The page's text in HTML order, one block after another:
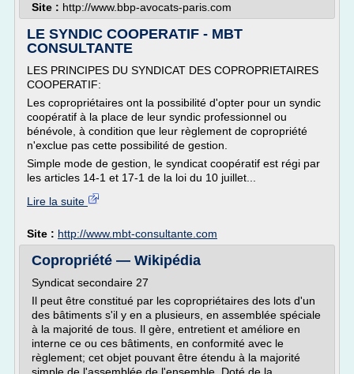
Site : http://www.bbp-avocats-paris.com
LE SYNDIC COOPERATIF - MBT
CONSULTANTE
LES PRINCIPES DU SYNDICAT DES COPROPRIETAIRES
COOPERATIF:
Les copropriétaires ont la possibilité d'opter pour un syndic
coopératif à la place de leur syndic professionnel ou
bénévole, à condition que leur règlement de copropriété
n'exclue pas cette possibilité de gestion.
Simple mode de gestion, le syndicat coopératif est régi par
les articles 14-1 et 17-1 de la loi du 10 juillet...
Lire la suite
Site : http://www.mbt-consultante.com
Copropriété — Wikipédia
Syndicat secondaire 27
Il peut être constitué par les copropriétaires des lots d'un
des bâtiments s'il y en a plusieurs, en assemblée spéciale
à la majorité de tous. Il gère, entretient et améliore en
interne ce ou ces bâtiments, en conformité avec le
règlement; cet objet pouvant être étendu à la majorité